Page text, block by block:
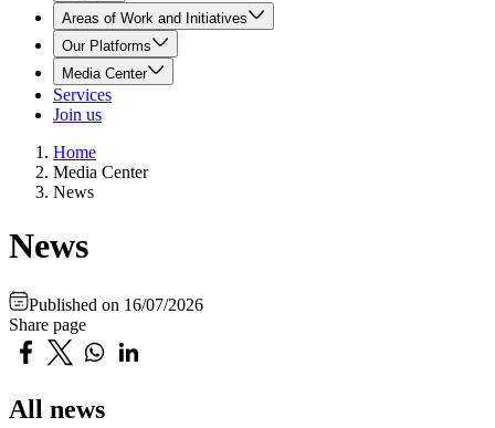
Areas of Work and Initiatives
Our Platforms
Media Center
Services
Join us
Home
Media Center
News
News
Published on 16/07/2026
Share page
All news